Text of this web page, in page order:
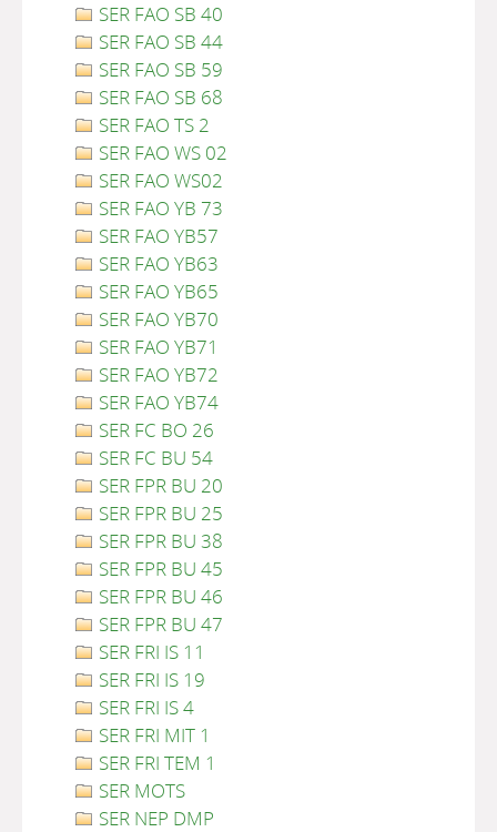
SER FAO SB 40
SER FAO SB 44
SER FAO SB 59
SER FAO SB 68
SER FAO TS 2
SER FAO WS 02
SER FAO WS02
SER FAO YB 73
SER FAO YB57
SER FAO YB63
SER FAO YB65
SER FAO YB70
SER FAO YB71
SER FAO YB72
SER FAO YB74
SER FC BO 26
SER FC BU 54
SER FPR BU 20
SER FPR BU 25
SER FPR BU 38
SER FPR BU 45
SER FPR BU 46
SER FPR BU 47
SER FRI IS 11
SER FRI IS 19
SER FRI IS 4
SER FRI MIT 1
SER FRI TEM 1
SER MOTS
SER NEP DMP